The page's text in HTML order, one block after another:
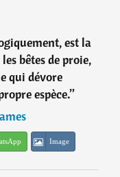
est la
bêtes de proie,
qui dévore
espèce.”
Image